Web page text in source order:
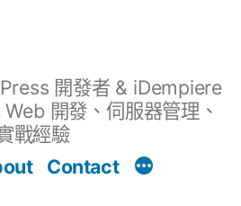
開發者 & iDempiere
開發、伺服器管理、
戰經驗
Contact
Filter